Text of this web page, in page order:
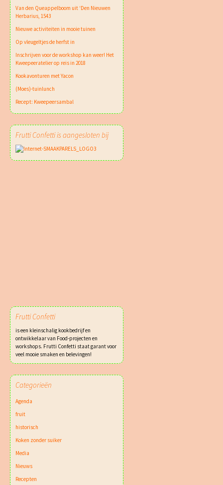
Van den Queappelboom uit ‘Den Nieuwen
Herbarius, 1543
Nieuwe activiteiten in mooie tuinen
Op vleugeltjes de herfst in
Inschrijven voor de workshop kan weer! Het
Kweepeeratelier op reis in 2018
Kookavonturen met Yacon
(Moes)-tuinlunch
Recept: Kweepeersambal
Frutti Confetti is aangesloten bij
Frutti Confetti
is een kleinschalig kookbedrijf en
ontwikkelaar van Food-projecten en
workshops. Frutti Confetti staat garant voor
veel mooie smaken en belevingen!
Categorieën
Agenda
fruit
historisch
Koken zonder suiker
Media
Nieuws
Recepten